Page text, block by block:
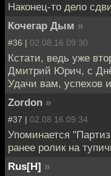
Наконец-то дело
Кочегар Дым »
#36 | 02.08.16 09:30
Кстати, ведь уже
Дмитрий Юрич, с
Удачи вам, успехов
Zordon »
#37 | 02.08.16 09:34
Упоминается
ранее ролик на
Rus[H] »